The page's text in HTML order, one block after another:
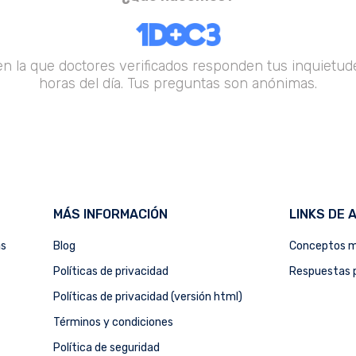
la que doctores verificados responden tus
horas del día. Tus preguntas son anónimas.
MÁS INFORMACIÓN
Blog
Políticas de privacidad
Políticas de privacidad (versión html)
Términos y condiciones
Política de seguridad
LINKS DE
Conceptos
Respuestas